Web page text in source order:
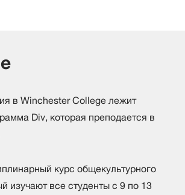
в Winchester College лежит
Div, которая преподается в
курс общекультурного
изучают все студенты с 9 по 13